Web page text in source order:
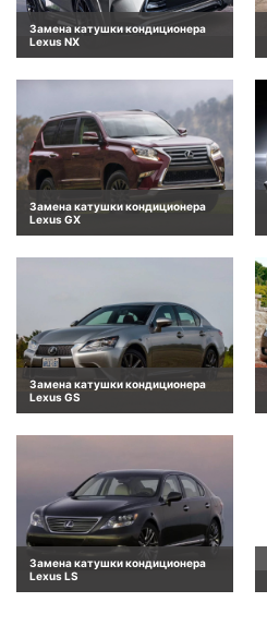
Замена катушки кондиционера
Lexus NX
Замена катушки кондиционера
Lexus GX
Замена катушки кондиционера
Lexus GS
Замена катушки кондиционера
Lexus LS